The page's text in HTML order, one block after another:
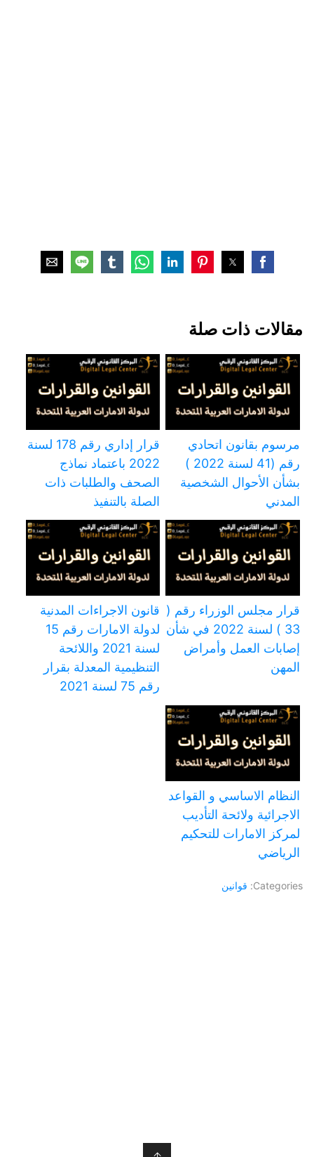
مقالات ذات صلة
مرسوم بقانون اتحادي
رقم (41 لسنة 2022 )
بشأن الأحوال الشخصية
المدني
قرار إداري رقم 178 لسنة
2022 باعتماد نماذج
الصحف والطلبات ذات
الصلة بالتنفيذ
قرار مجلس الوزراء رقم (
33 ) لسنة 2022 في شأن
إصابات العمل وأمراض
المهن
قانون الاجراءات المدنية
لدولة الامارات رقم 15
لسنة 2021 واللائحة
التنظيمية المعدلة بقرار
رقم 75 لسنة 2021
النظام الاساسي و القواعد
الاجرائية ولائحة التأديب
لمركز الامارات للتحكيم
الرياضي
Categories: قوانين